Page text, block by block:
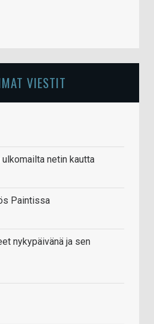
VIESTIT
netin kautta
Paintissa
nykypäivänä ja sen